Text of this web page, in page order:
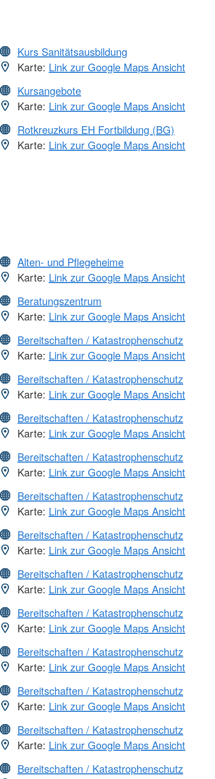
Kurs Sanitätsausbildung
Karte: Link zur Google Maps Ansicht
Kursangebote
Karte: Link zur Google Maps Ansicht
Rotkreuzkurs EH Fortbildung (BG)
Karte: Link zur Google Maps Ansicht
Alten- und Pflegeheime
Karte: Link zur Google Maps Ansicht
Beratungszentrum
Karte: Link zur Google Maps Ansicht
Bereitschaften / Katastrophenschutz
Karte: Link zur Google Maps Ansicht
Bereitschaften / Katastrophenschutz
Karte: Link zur Google Maps Ansicht
Bereitschaften / Katastrophenschutz
Karte: Link zur Google Maps Ansicht
Bereitschaften / Katastrophenschutz
Karte: Link zur Google Maps Ansicht
Bereitschaften / Katastrophenschutz
Karte: Link zur Google Maps Ansicht
Bereitschaften / Katastrophenschutz
Karte: Link zur Google Maps Ansicht
Bereitschaften / Katastrophenschutz
Karte: Link zur Google Maps Ansicht
Bereitschaften / Katastrophenschutz
Karte: Link zur Google Maps Ansicht
Bereitschaften / Katastrophenschutz
Karte: Link zur Google Maps Ansicht
Bereitschaften / Katastrophenschutz
Karte: Link zur Google Maps Ansicht
Bereitschaften / Katastrophenschutz
Karte: Link zur Google Maps Ansicht
Bereitschaften / Katastrophenschutz